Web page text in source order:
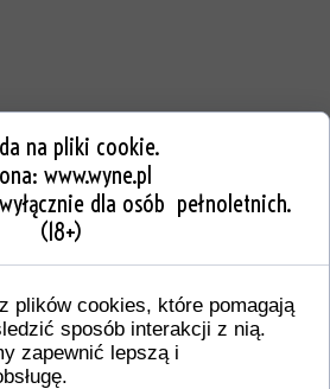
na pliki cookie.
www.wyne.pl
dla osób pełnoletnich.
(18+)
plików cookies, które pomagają
sposób interakcji z nią.
zapewnić lepszą i